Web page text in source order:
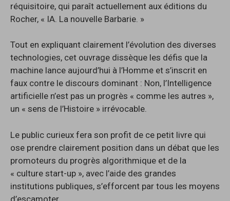
réquisitoire, qui paraît actuellement aux éditions du
Rocher, « IA. La nouvelle Barbarie. »
Tout en expliquant clairement l’évolution des diverses
technologies, cet ouvrage dissèque les défis que la
machine lance aujourd’hui à l’Homme et s’inscrit en
faux contre le discours dominant : Non, l’Intelligence
artificielle n’est pas un progrès « comme les autres »,
un « sens de l’Histoire » irrévocable.
Le public curieux fera son profit de ce petit livre qui
ose prendre clairement position dans un débat que les
promoteurs du progrès algorithmique et de la
« culture start-up », avec l’aide des grandes
institutions publiques, s’efforcent par tous les moyens
d’escamoter.